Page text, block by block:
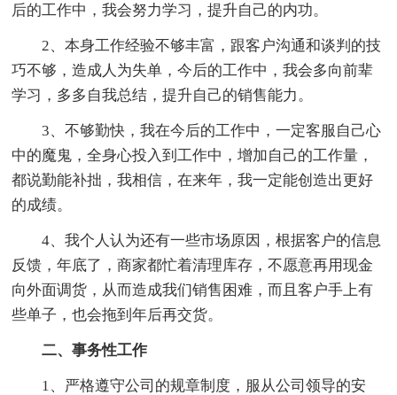
后的工作中，我会努力学习，提升自己的内功。
2、本身工作经验不够丰富，跟客户沟通和谈判的技
巧不够，造成人为失单，今后的工作中，我会多向前辈
学习，多多自我总结，提升自己的销售能力。
3、不够勤快，我在今后的工作中，一定客服自己心
中的魔鬼，全身心投入到工作中，增加自己的工作量，
都说勤能补拙，我相信，在来年，我一定能创造出更好
的成绩。
4、我个人认为还有一些市场原因，根据客户的信息
反馈，年底了，商家都忙着清理库存，不愿意再用现金
向外面调货，从而造成我们销售困难，而且客户手上有
些单子，也会拖到年后再交货。
二、事务性工作
1、严格遵守公司的规章制度，服从公司领导的安